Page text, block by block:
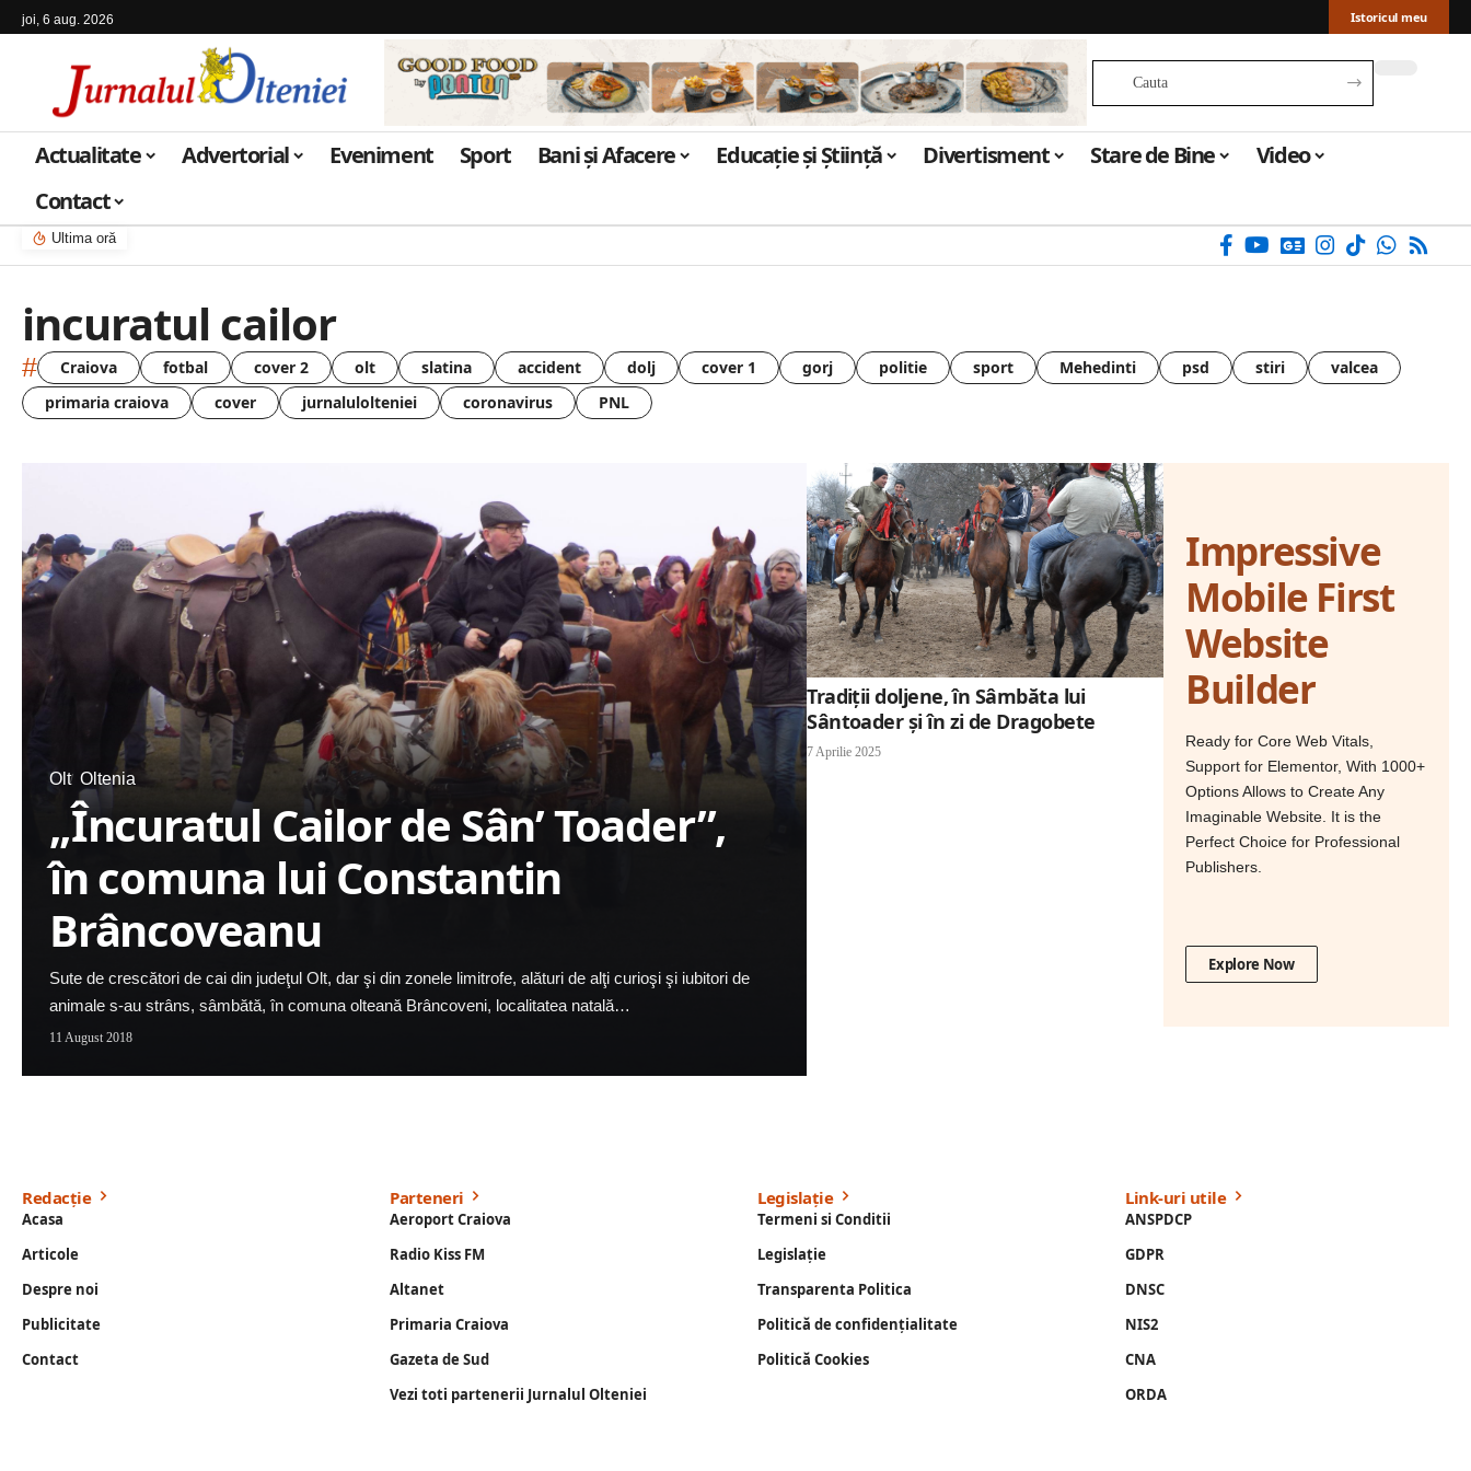
joi, 6 aug. 2026 Istoricul meu
Actualitate Advertorial Eveniment Sport Bani și Afacere Educație și Știință Divertisment Stare de Bine
Video
Contact
Ultima oră
incuratul cailor
# Craiova fotbal cover 2 olt slatina accident dolj cover 1 gorj politie sport Mehedinti psd stiri
valcea
primaria craiova
cover jurnalulolteniei coronavirus PNL
Olt Oltenia
„Încuratul Cailor de Sân’ Toader”,
în comuna lui Constantin
Brâncoveanu
Sute de crescători de cai din judeţul Olt, dar şi din zonele limitrofe, alături de alţi curioşi şi iubitori de
animale s-au strâns, sâmbătă, în comuna olteană Brâncoveni, localitatea natală…
11 August 2018
Tradiții doljene, în Sâmbăta lui
Sântoader și în zi de Dragobete
7 Aprilie 2025
Impressive
Mobile First
Website
Builder
Ready for Core Web Vitals,
Support for Elementor, With 1000+
Options Allows to Create Any
Imaginable Website. It is the
Perfect Choice for Professional
Publishers.
Explore Now
Redacție
Acasa
Articole
Despre noi
Publicitate
Contact
Parteneri
Aeroport Craiova
Radio Kiss FM
Altanet
Primaria Craiova
Gazeta de Sud
Vezi toti partenerii Jurnalul Olteniei
Legislație
Termeni si Conditii
Legislație
Transparenta Politica
Politică de confidențialitate
Politică Cookies
Link-uri utile
ANSPDCP
GDPR
DNSC
NIS2
CNA
ORDA